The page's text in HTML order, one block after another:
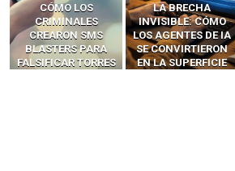
LA BRECHA
INVISIBLE: CÓMO
LOS AGENTES DE IA
SE CONVIRTIERON
EN LA SUPERFICIE
OLVIDA
METASPLOIT: CÓMO
PREDATOR HACKEA
CUALQUIER MÓVIL
CON ATAQUES